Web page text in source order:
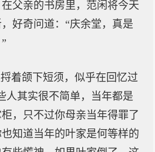
父亲的书房里，范闲将今天
好奇问道：“庆余堂，真是
着颌下短须，似乎在回忆过
人其实很不简单，当年都是
，只不过你母亲当年得罪了
知道当年的叶家是何等样的